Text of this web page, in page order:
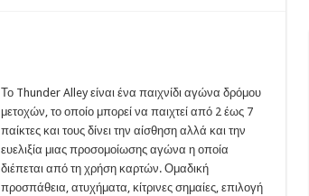
Το Thunder Alley είναι ένα παιχνίδι αγώνα δρόμου
μετοχών, το οποίο μπορεί να παιχτεί από 2 έως 7
παίκτες και τους δίνει την αίσθηση αλλά και την
ευελιξία μιας προσομοίωσης αγώνα η οποία
διέπεται από τη χρήση καρτών. Ομαδική
προσπάθεια, ατυχήματα, κίτρινες σημαίες, επιλογή